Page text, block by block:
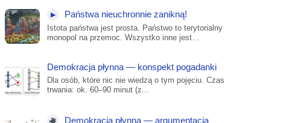
▶ Państwa nieuchronnie zanikną!
Istota państwa jest prosta. Państwo to terytorialny
monopol na przemoc. Wszystko inne jest
Demokracja płynna — konspekt pogadanki
Dla osób, które nic nie wiedzą o tym pojęciu. Czas
trwania: ok. 60–90 minut (z...
Demokracja płynna — argumentacja